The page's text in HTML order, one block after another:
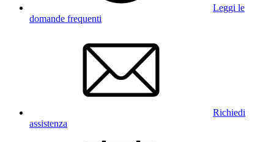
Leggi le
domande frequenti
Richiedi
assistenza